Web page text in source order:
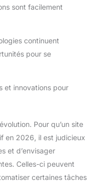
sont facilement
continuent
pour se
et innovations pour
Pour qu’un site
en 2026, il est judicieux
et d’envisager
Celles-ci peuvent
certaines tâches